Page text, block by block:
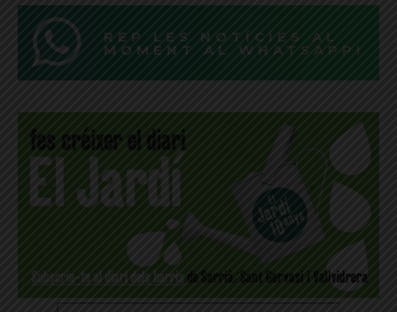
REP LES NOTÍCIES AL
MOMENT AL WHATSAPP!